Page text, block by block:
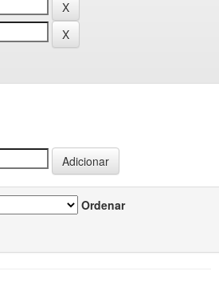
Ordenar